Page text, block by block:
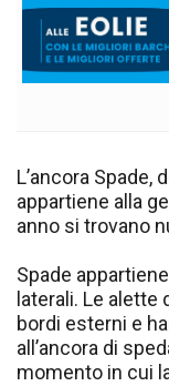
L’ancora Spade,
appartiene alla
anno si trovano
Spade
laterali. Le alette
bordi esterni e
all’ancora di
momento in cui